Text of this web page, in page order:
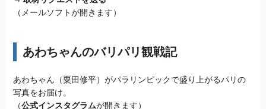
（メールソフトが開きます）
あわちゃんのバリパリ観戦記
あわちゃん（粟田修平）がパラリンピックで盛り上がるパリの
写真をお届け。
（公式インスタグラムが開きます）